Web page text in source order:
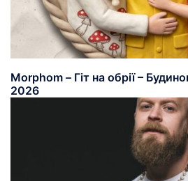
Morphom – Гіт на обрії –
2026